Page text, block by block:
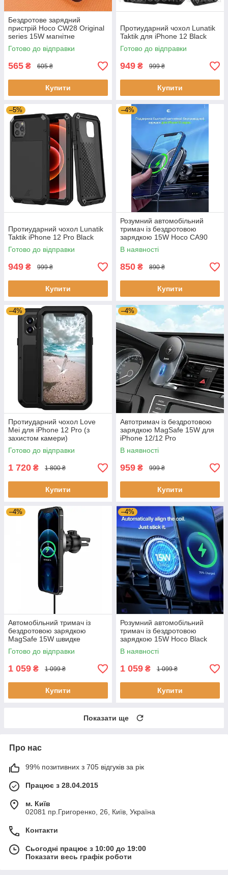
Бездротове зарядний
пристрій Hoco CW28 Original
series 15W магнітне
Готово до відправки
565 ₴ 605 ₴
Купити
Протиударний чохол Lunatik
Taktik для iPhone 12 Black
Готово до відправки
949 ₴ 999 ₴
Купити
–5%
Протиударний чохол Lunatik
Taktik iPhone 12 Pro Black
Готово до відправки
949 ₴ 999 ₴
Купити
–4%
Розумний автомобільний
тримач із бездротовою
зарядкою 15W Hoco CA90
Black для iPhone 12/12 Pro
В наявності
850 ₴ 890 ₴
Купити
–4%
Протиударний чохол Love
Mei для iPhone 12 Pro (з
захистом камери)
Готово до відправки
1 720 ₴ 1 800 ₴
Купити
–4%
Автотримач із бездротовою
зарядкою MagSafe 15W для
iPhone 12/12 Pro
В наявності
959 ₴ 999 ₴
Купити
–4%
Автомобільний тримач із
бездротовою зарядкою
MagSafe 15W швидке
заряджання для iPhone 12/12
Pro
Готово до відправки
1 059 ₴ 1 099 ₴
Купити
–4%
Розумний автомобільний
тримач із бездротовою
зарядкою 15W Hoco Black
для iPhone 12
В наявності
1 059 ₴ 1 099 ₴
Купити
Показати ще
Про нас
99% позитивних з 705 відгуків за рік
Працює з 28.04.2015
м. Київ
02081 пр.Григоренко, 26, Київ, Україна
Контакти
Сьогодні працює з 10:00 до 19:00
Показати весь графік роботи